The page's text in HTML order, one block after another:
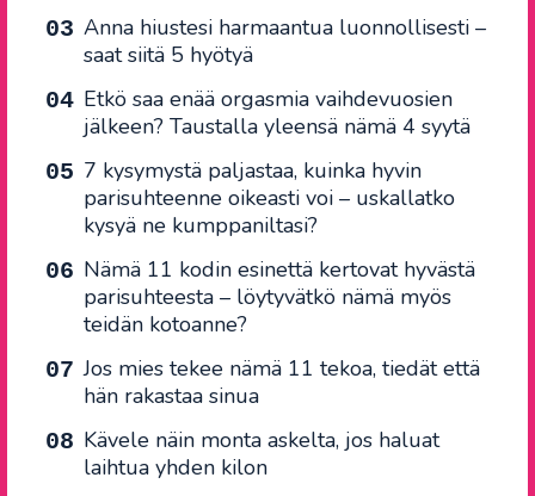
Anna hiustesi harmaantua luonnollisesti –
saat siitä 5 hyötyä
Etkö saa enää orgasmia vaihdevuosien
jälkeen? Taustalla yleensä nämä 4 syytä
7 kysymystä paljastaa, kuinka hyvin
parisuhteenne oikeasti voi – uskallatko
kysyä ne kumppaniltasi?
Nämä 11 kodin esinettä kertovat hyvästä
parisuhteesta – löytyvätkö nämä myös
teidän kotoanne?
Jos mies tekee nämä 11 tekoa, tiedät että
hän rakastaa sinua
Kävele näin monta askelta, jos haluat
laihtua yhden kilon